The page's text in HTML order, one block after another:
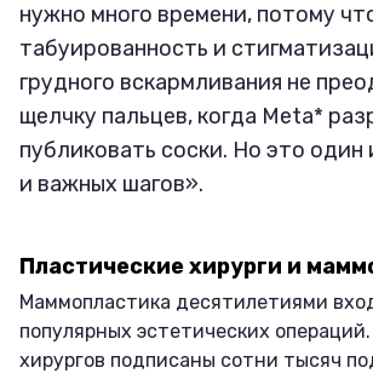
нужно много времени, потому
табуированность и
грудного вскармливания не
щелчку пальцев, когда Meta*
публиковать соски. Но это один
и важных шагов».
Пластические хирурги и
Маммопластика десятилетиями
популярных эстетических
хирургов подписаны сотни тысяч